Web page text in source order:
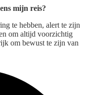
mijn reis?
te hebben, alert te zijn
om altijd voorzichtig
om bewust te zijn van